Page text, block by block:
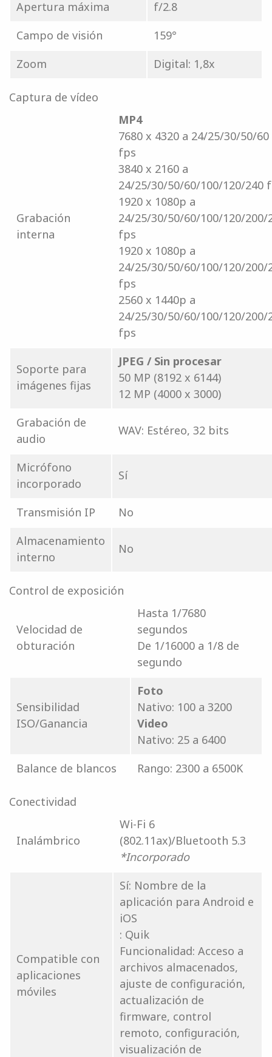
Apertura máxima
f/2.8
Campo de visión
159°
Zoom
Digital: 1,8x
Captura de vídeo
Grabación
interna
MP4
7680 x 4320 a 24/25/30/50/60
fps
3840 x 2160 a
24/25/30/50/60/100/120/240
1920 x 1080p a
24/25/30/50/60/100/120/200/
fps
1920 x 1080p a
24/25/30/50/60/100/120/200/
fps
2560 x 1440p a
24/25/30/50/60/100/120/200/
fps
Soporte para
imágenes fijas
JPEG / Sin procesar
50 MP (8192 x 6144)
12 MP (4000 x 3000)
Grabación de
audio
WAV: Estéreo, 32 bits
Micrófono
incorporado
Sí
Transmisión IP
No
Almacenamiento
interno
No
Control de exposición
Velocidad de
obturación
Hasta 1/7680
segundos
De 1/16000 a 1/8 de
segundo
Sensibilidad
ISO/Ganancia
Foto
Nativo: 100 a 3200
Video
Nativo: 25 a 6400
Balance de blancos
Rango: 2300 a 6500K
Conectividad
Inalámbrico
Wi-Fi 6
(802.11ax)/Bluetooth 5.3
*Incorporado
Compatible con
aplicaciones
móviles
Sí: Nombre de la
aplicación para Android e
iOS
: Quik
Funcionalidad: Acceso a
archivos almacenados,
ajuste de configuración,
actualización de
firmware, control
remoto, configuración,
visualización de